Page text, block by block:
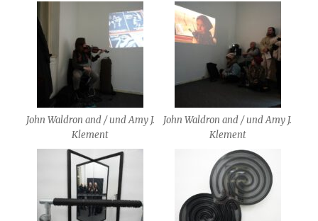
John Waldron and / und Amy J.
Klement
John Waldron and / und Amy J.
Klement